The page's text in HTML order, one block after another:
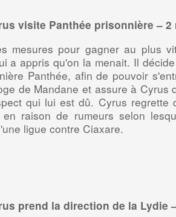
visite Panthée prisonnière – 2
mesures pour gagner au plus
a appris qu'on la menait. Il
Panthée, afin de pouvoir
de Mandane et assure à Cyrus
qui lui est dû. Cyrus regrette
raison de rumeurs selon
ligue contre Ciaxare.
prend la direction de la Lydie